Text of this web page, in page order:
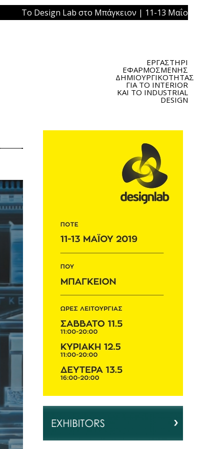
Lab στο Μπάγκειον | 11-13 Μαΐου 2019 | Πλατεία
ΕΡΓΑΣΤΗΡΙ
ΕΦΑΡΜΟΣΜΕΝΗΣ
ΔΗΜΙΟΥΡΓΙΚΟΤΗΤΑΣ
ΓΙΑ ΤΟ INTERIOR
ΚΑΙ ΤΟ INDUSTRIAL
DESIGN